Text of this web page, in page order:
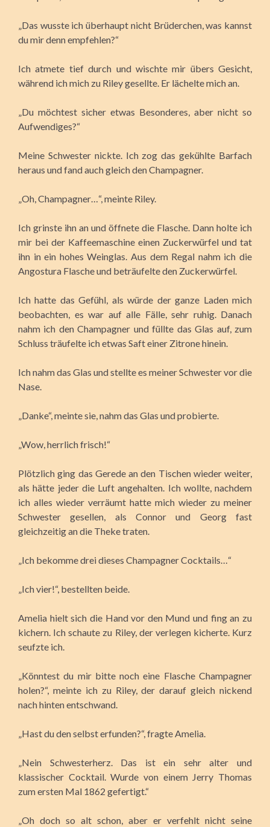
„Das wusste ich überhaupt nicht Brüderchen, was kannst
du mir denn empfehlen?“
Ich atmete tief durch und wischte mir übers Gesicht,
während ich mich zu Riley gesellte. Er lächelte mich an.
„Du möchtest sicher etwas Besonderes, aber nicht so
Aufwendiges?“
Meine Schwester nickte. Ich zog das gekühlte Barfach
heraus und fand auch gleich den Champagner.
„Oh, Champagner…“, meinte Riley.
Ich grinste ihn an und öffnete die Flasche. Dann holte ich
mir bei der Kaffeemaschine einen Zuckerwürfel und tat
ihn in ein hohes Weinglas. Aus dem Regal nahm ich die
Angostura Flasche und beträufelte den Zuckerwürfel.
Ich hatte das Gefühl, als würde der ganze Laden mich
beobachten, es war auf alle Fälle, sehr ruhig. Danach
nahm ich den Champagner und füllte das Glas auf, zum
Schluss träufelte ich etwas Saft einer Zitrone hinein.
Ich nahm das Glas und stellte es meiner Schwester vor die
Nase.
„Danke“, meinte sie, nahm das Glas und probierte.
„Wow, herrlich frisch!“
Plötzlich ging das Gerede an den Tischen wieder weiter,
als hätte jeder die Luft angehalten. Ich wollte, nachdem
ich alles wieder verräumt hatte mich wieder zu meiner
Schwester gesellen, als Connor und Georg fast
gleichzeitig an die Theke traten.
„Ich bekomme drei dieses Champagner Cocktails…“
„Ich vier!“, bestellten beide.
Amelia hielt sich die Hand vor den Mund und fing an zu
kichern. Ich schaute zu Riley, der verlegen kicherte. Kurz
seufzte ich.
„Könntest du mir bitte noch eine Flasche Champagner
holen?“, meinte ich zu Riley, der darauf gleich nickend
nach hinten entschwand.
„Hast du den selbst erfunden?“, fragte Amelia.
„Nein Schwesterherz. Das ist ein sehr alter und
klassischer Cocktail. Wurde von einem Jerry Thomas
zum ersten Mal 1862 gefertigt.“
„Oh doch so alt schon, aber er verfehlt nicht seine